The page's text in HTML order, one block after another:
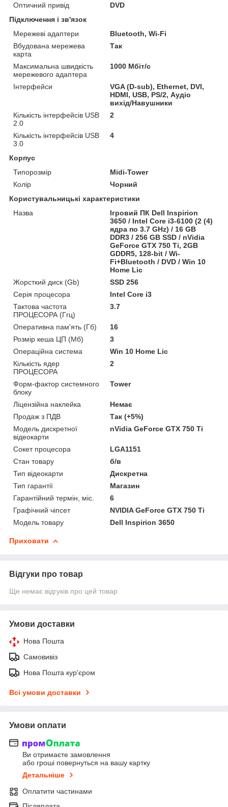
Оптичний привід
DVD
Підключення і зв'язок
Мережеві адаптери
Bluetooth, Wi-Fi
Вбудована мережева
карта
Так
Максимальна швидкість
мережевого адаптера
1000 Мбіт/с
Інтерфейси
VGA (D-sub), Ethernet, DVI,
HDMI, USB, PS/2, Аудіо
вихід/Навушники
Кількість інтерфейсів USB
2.0
2
Кількість інтерфейсів USB
3.0
4
Корпус
Типорозмір
Midi-Tower
Колір
Чорний
Користувальницькі характеристики
Назва
Ігровий ПК Dell Inspirion
3650 / Intel Core i3-6100 (2 (4)
ядра по 3.7 GHz) / 16 GB
DDR3 / 256 GB SSD / nVidia
GeForce GTX 750 Ti, 2GB
GDDR5, 128-bit / Wi-
Fi+Bluetooth / DVD / Win 10
Home Lic
Жорсткий диск (Gb)
SSD 256
Серія процесора
Intel Core i3
Тактова частота
ПРОЦЕСОРА (Ггц)
3.7
Оперативна пам'ять (Гб)
16
Розмір кеша ЦП (Мб)
3
Операційна система
Win 10 Home Lic
Кількість ядер
ПРОЦЕСОРА
2
Форм-фактор системного
блоку
Tower
Ліцензійна наклейка
Немає
Продаж з ПДВ
Так (+5%)
Модель дискретної
відеокарти
nVidia GeForce GTX 750 Ti
Сокет процесора
LGA1151
Стан товару
б/в
Тип відеокарти
Дискретна
Тип гарантії
Магазин
Гарантійний термін, міс.
6
Графічний чіпсет
NVIDIA GeForce GTX 750 Ti
Модель товару
Dell Inspirion 3650
Приховати
Відгуки про товар
Ще немає відгуків про цей товар
Умови доставки
Нова Пошта
Самовивіз
Нова Пошта кур'єром
Всі умови доставки
Умови оплати
Ви отримаєте замовлення
або гроші повернуться на вашу картку
Детальніше
Оплатити частинами